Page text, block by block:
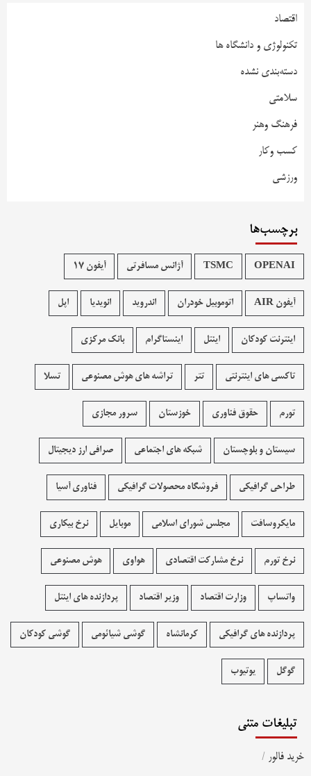
اقتصاد
تکنولوژی و دانشگاه ها
دسته‌بندی نشده
سلامتی
فرهنگ وهنر
کسب وکار
ورزشی
برچسب‌ها
OPENAI
TSMC آژانس مسافرتی آیفون 17
آیفون AIR اتوموبیل خودران اندروید انویدیا اپل
اینترنت کودکان اینتل اینستاگرام بانک مرکزی
تاکسی های اینترنتی تتر تراشه های هوش مصنوعی تسلا
تورم حقوق فناوری خوزستان سرور مجازی
سیستان و بلوچستان شبکه های اجتماعی صرافی ارز دیجیتال
طراحی گرافیکی فروشگاه محصولات گرافيکی فناوری آسیا
مایکروسافت مجلس شورای اسلامی موبایل نرخ بیکاری
نرخ تورم نرخ مشارکت اقتصادی هواوی هوش مصنوعی
واتساپ وزارت اقتصاد وزیر اقتصاد پردازنده های اینتل
پردازنده های گرافیکی کرمانشاه گوشی شیائومی گوشی کودکان
گوگل یوتیوب
تبلیغات متنی
خرید فالور /